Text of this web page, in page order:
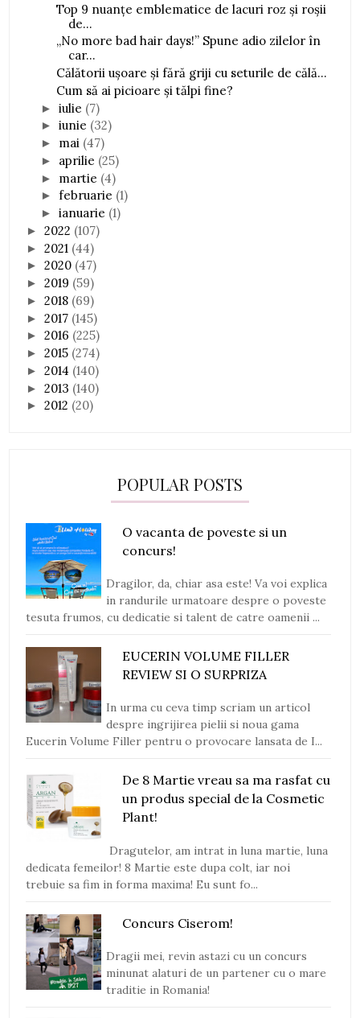
Top 9 nuanțe emblematice de lacuri roz și roșii
de...
„No more bad hair days!” Spune adio zilelor în
car...
Călătorii ușoare și fără griji cu seturile de călă...
Cum să ai picioare și tălpi fine?
►iulie (7)
►iunie (32)
► mai (47)
► aprilie (25)
► martie (4)
►februarie (1)
►ianuarie (1)
►2022 (107)
►2021 (44)
►2020 (47)
►2019 (59)
►2018 (69)
►2017 (145)
►2016 (225)
►2015 (274)
►2014 (140)
►2013 (140)
►2012 (20)
POPULAR POSTS
O vacanta de poveste si un
concurs!
Dragilor, da, chiar asa este! Va voi explica
in randurile urmatoare despre o poveste
tesuta frumos, cu dedicatie si talent de catre oamenii ...
EUCERIN VOLUME FILLER
REVIEW SI O SURPRIZA
In urma cu ceva timp scriam un articol
despre ingrijirea pielii si noua gama
Eucerin Volume Filler pentru o provocare lansata de I...
De 8 Martie vreau sa ma rasfat cu
un produs special de la Cosmetic
Plant!
Dragutelor, am intrat in luna martie, luna
dedicata femeilor! 8 Martie este dupa colt, iar noi
trebuie sa fim in forma maxima! Eu sunt fo...
Concurs Ciserom!
Dragii mei, revin astazi cu un concurs
minunat alaturi de un partener cu o mare
traditie in Romania!